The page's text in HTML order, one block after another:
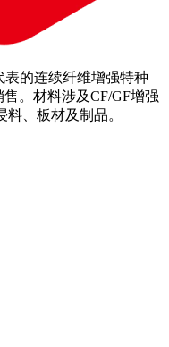
表的连续纤维增强特种
。材料涉及CF/GF增强
料、板材及制品。